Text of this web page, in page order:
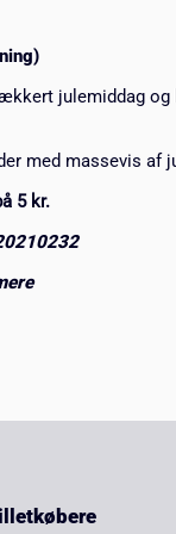
julemiddag og
med massevis af
5 kr.